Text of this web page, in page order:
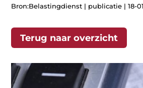
Bron:Belastingdienst | publicatie | 18-
Terug naar overzicht